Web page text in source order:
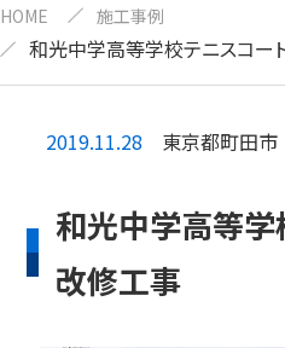
HOME 施工事例
和光中学高等学校テニスコー
2019.11.28 東京都町田市
和光中学高等学
改修工事